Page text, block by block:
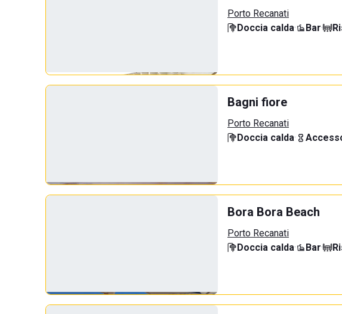
Porto Recanati
Doccia calda· Bar·
Bagni fiore
Porto Recanati
Doccia calda·
Bora Bora Beach
Porto Recanati
Doccia calda· Bar·